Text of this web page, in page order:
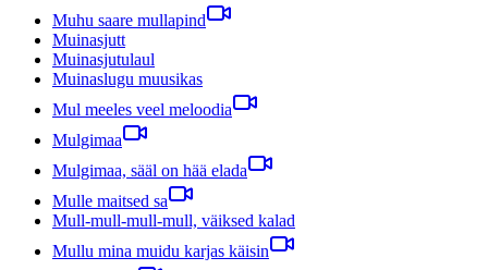
Muhu saare mullapind
Muinasjutt
Muinasjutulaul
Muinaslugu muusikas
Mul meeles veel meloodia
Mulgimaa
Mulgimaa, sääl on hää elada
Mulle maitsed sa
Mull-mull-mull-mull, väiksed kalad
Mullu mina muidu karjas käisin